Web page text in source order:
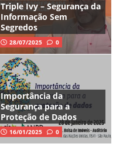
Triple Ivy – Segurança da
Informação Sem
Segredos
28/07/2025 0
Importância da
Segurança para a
Proteção de Dados
16/01/2025 0